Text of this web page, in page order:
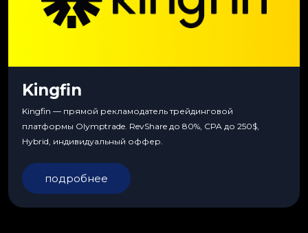
Kingfin
Kingfin — прямой рекламодатель трейдинговой
платформы Olymptrade. RevShare до 80%, CPA до 250$,
Hybrid, индивидуальный оффер.
подробнее